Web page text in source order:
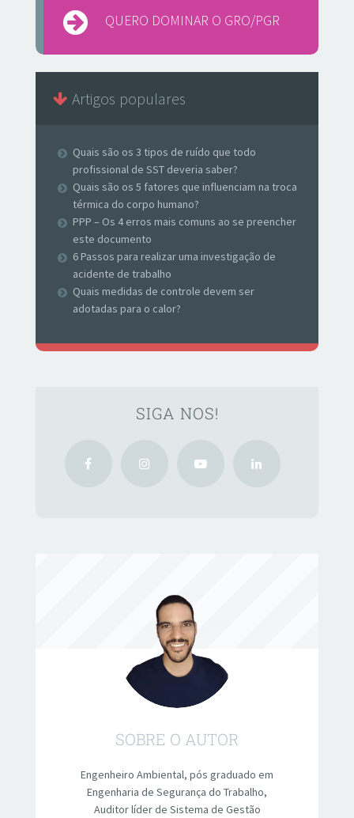
QUERO DOMINAR O GRO/PGR
Artigos populares
Quais são os 3 tipos de ruído que todo
profissional de SST deveria saber?
Quais são os 5 fatores que influenciam na troca
térmica do corpo humano?
PPP – Os 4 erros mais comuns ao se preencher
este documento
6 Passos para realizar uma investigação de
acidente de trabalho
Quais medidas de controle devem ser
adotadas para o calor?
SIGA NOS!
SOBRE O AUTOR
Engenheiro Ambiental, pós graduado em
Engenharia de Segurança do Trabalho,
Auditor líder de Sistema de Gestão